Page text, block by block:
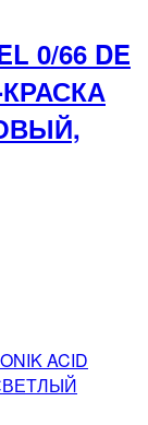
0/66 DE
ACID